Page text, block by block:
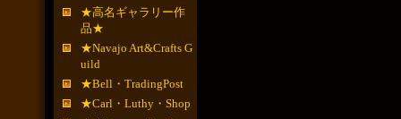
★高名ギャラリー作
品★
★Navajo Art&Crafts G
uild
★Bell・TradingPost
★Carl・Luthy・Shop